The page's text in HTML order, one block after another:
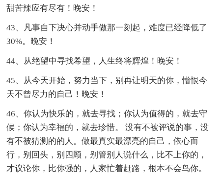
甜苦辣应有尽有！晚安！
43、凡事自下决心并动手做那一刻起，难度已经降低了
30%。晚安！
44、从绝望中寻找希望，人生终将辉煌！晚安！
45、从今天开始，努力当下，别再让明天的你，憎恨今
天不曾尽力的自己！晚安！
46、你认为快乐的，就去寻找；你认为值得的，就去守
候；你认为幸福的，就去珍惜。 没有不被评说的事，没
有不被猜测的的人。做最真实最漂亮的自己，依心而
行，别回头，别四顾，别管别人说什么，比不上你的，
才议论你，比你强的，人家忙着赶路，根本不会鸟你。